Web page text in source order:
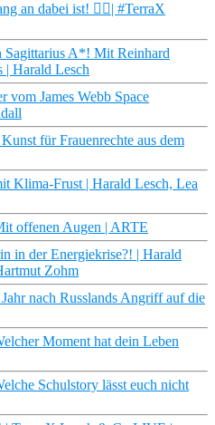
an dabei ist! ✋🏼| #TerraX
A*! Mit Reinhard
| Harald Lesch
James Webb Space
für Frauenrechte aus dem
Klima-Frust | Harald Lesch, Lea
offenen Augen | ARTE
in der Energiekrise?! | Harald
Zohm
nach Russlands Angriff auf die
Moment hat dein Leben
Schulstory lässt euch nicht